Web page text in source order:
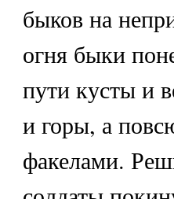
быков на
огня быки
пути кусты и
и горы, а
факелами.